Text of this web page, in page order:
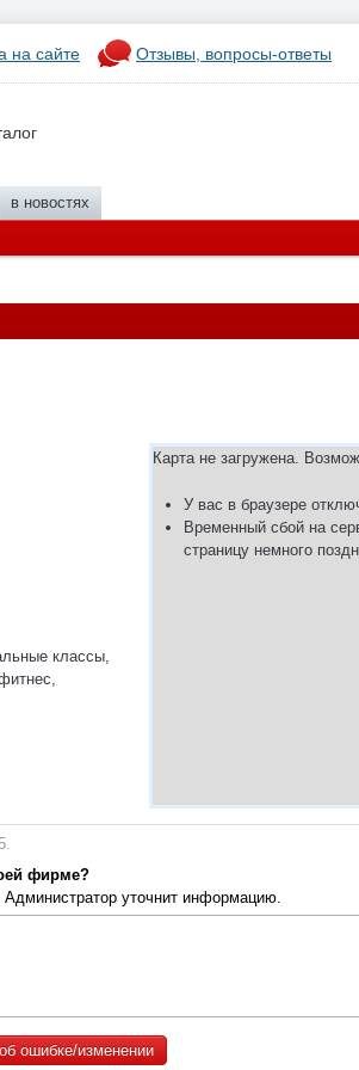
на сайте Отзывы, вопросы-ответы
в новостях
Карта не загружена.
У вас в браузере
Временный сбой на
страницу немного
классы,
фирме?
уточнит информацию.